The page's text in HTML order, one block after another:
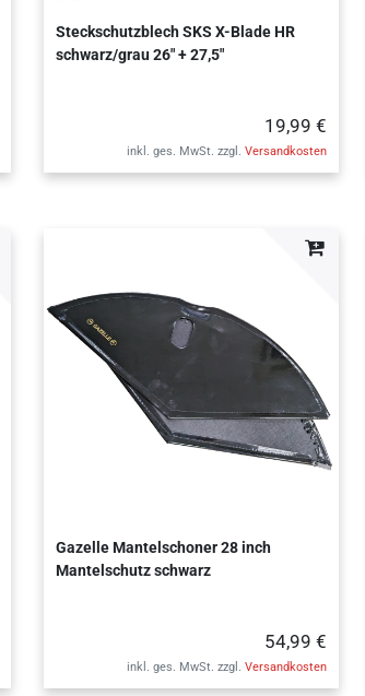
Steckschutzblech SKS X-Blade HR
schwarz/grau 26" + 27,5"
19,99 €
inkl. ges. MwSt. zzgl. Versandkosten
Gazelle Mantelschoner 28 inch
Mantelschutz schwarz
54,99 €
inkl. ges. MwSt. zzgl. Versandkosten